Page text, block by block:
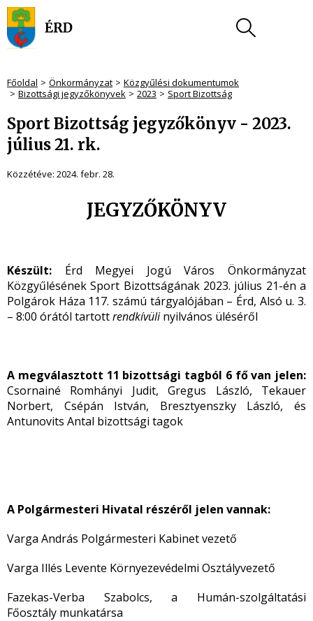
Főoldal Önkormányzat
Közgyűlési dokumentumok
Bizottsági jegyzőkönyvek
2023 Sport Bizottság
Sport Bizottság jegyzőkönyv - 2023.
július 21. rk.
Közzétéve: 2024. febr. 28.
JEGYZŐKÖNYV
Készült: Érd Megyei Jogú Város Önkormányzat
Közgyűlésének Sport Bizottságának 2023. július 21-én a
Polgárok Háza 117. számú tárgyalójában – Érd, Alsó u. 3.
– 8:00 órától tartottrendkívülinyilvános üléséről
A megválasztott 11 bizottsági tagból 6 fő van jelen:
Csornainé Romhányi Judit, Gregus László, Tekauer
Norbert, Csépán István, Bresztyenszky László, és
Antunovits Antal bizottsági tagok
A Polgármesteri Hivatal részéről jelen vannak:
Varga András Polgármesteri Kabinet vezető
Varga Illés Levente Környezevédelmi Osztályvezető
Fazekas-Verba Szabolcs, a Humán-szolgáltatási
Főosztály munkatársa